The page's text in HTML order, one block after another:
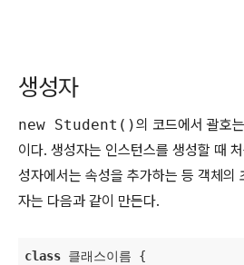
생성자
new Student()의 코드에서 괄호
이다. 생성자는 인스턴스를 생성할 때
성자에서는 속성을 추가하는 등 객체의
자는 다음과 같이 만든다.
class 클래스이름 {